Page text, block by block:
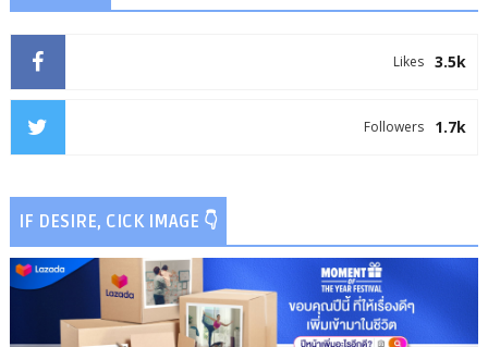
3.5k
Likes
1.7k
Followers
IF DESIRE, CICK IMAGE 👇